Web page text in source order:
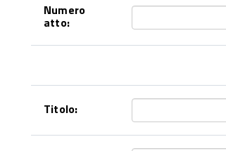
Numero
atto:
Titolo: